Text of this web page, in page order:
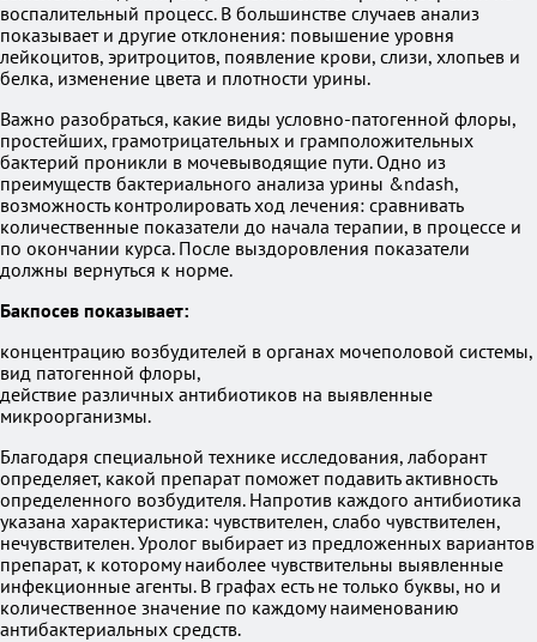
воспалительный процесс. В большинстве случаев анализ
показывает и другие отклонения: повышение уровня
лейкоцитов, эритроцитов, появление крови, слизи, хлопьев и
белка, изменение цвета и плотности урины.
Важно разобраться, какие виды условно-патогенной флоры,
простейших, грамотрицательных и грамположительных
бактерий проникли в мочевыводящие пути. Одно из
преимуществ бактериального анализа урины &ndash,
возможность контролировать ход лечения: сравнивать
количественные показатели до начала терапии, в процессе и
по окончании курса. После выздоровления показатели
должны вернуться к норме.
Бакпосев показывает:
концентрацию возбудителей в органах мочеполовой системы,
вид патогенной флоры,
действие различных антибиотиков на выявленные
микроорганизмы.
Благодаря специальной технике исследования, лаборант
определяет, какой препарат поможет подавить активность
определенного возбудителя. Напротив каждого антибиотика
указана характеристика: чувствителен, слабо чувствителен,
нечувствителен. Уролог выбирает из предложенных вариантов
препарат, к которому наиболее чувствительны выявленные
инфекционные агенты. В графах есть не только буквы, но и
количественное значение по каждому наименованию
антибактериальных средств.